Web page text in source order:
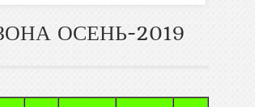
ОСЕНЬ-2019